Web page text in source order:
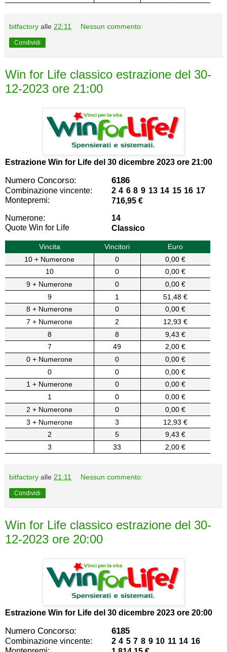
bitfactory alle 22:11 Nessun commento:
Condividi
Win for Life classico estrazione del 30-
12-2023 ore 21:00
Estrazione Win for Life del 30 dicembre 2023 ore 21:00
Numero Concorso: 6186
Combinazione vincente:
2 4 6 8 9 13 14 15 16 17
Montepremi:
716,95 €
Numerone:
14
Quote Win for Life
Classico
Vincita Vincitori
Euro
10 + Numerone
0
0,00 €
10
0
0,00 €
9 + Numerone
0
0,00 €
9
1
51,48 €
8 + Numerone
0
0,00 €
7 + Numerone
2
12,93 €
8
8
9,43 €
7
49
2,00 €
0 + Numerone
0
0,00 €
0
0
0,00 €
1 + Numerone
0
0,00 €
1
0
0,00 €
2 + Numerone
0
0,00 €
3 + Numerone
3
12,93 €
2
5
9,43 €
3
33 2,00 €
bitfactory alle 21:11 Nessun commento:
Condividi
Win for Life classico estrazione del 30-
12-2023 ore 20:00
Estrazione Win for Life del 30 dicembre 2023 ore 20:00
Numero Concorso: 6185
Combinazione vincente:
2 4 5 7 8 9 10 11 14 16